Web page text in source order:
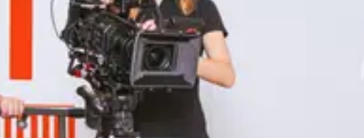
Meer informatie